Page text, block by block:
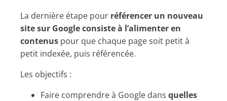
La dernière étape pour référencer un nouveau
site sur Google consiste à l’alimenter en
contenus pour que chaque page soit petit à
petit indexée, puis référencée.
Les objectifs :
Faire comprendre à Google dans quelles